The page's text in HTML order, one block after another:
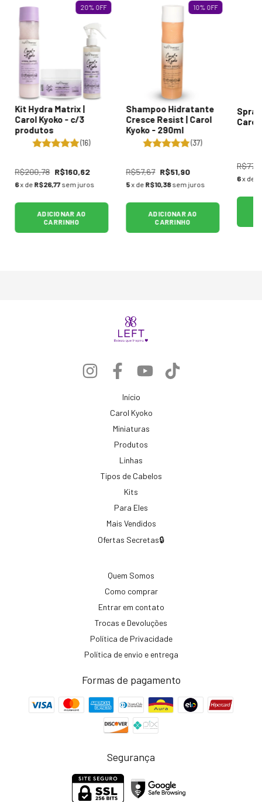
20% OFF
Kit Hydra Matrix |
Carol Kyoko - c/3
produtos
(16)
R$200,78 R$160,62
6x de R$26,77 sem juros
ADICIONAR AO
CARRINHO
10% OFF
Shampoo Hidratante
Cresce Resist | Carol
Kyoko - 290ml
(37)
R$57,67 R$51,90
5x de R$10,38sem juros
ADICIONAR AO
CARRINHO
Carol
6x de
Início
Carol Kyoko
Miniaturas
Produtos
Linhas
Tipos de Cabelos
Kits
Para Eles
Mais Vendidos
Ofertas Secretas🔒
Quem Somos
Como comprar
Entrar em contato
Trocas e Devoluções
Política de Privacidade
Política de envio e entrega
Formas de pagamento
Segurança